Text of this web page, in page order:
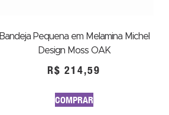
Bandeja Pequena em Melamina Michel
Design Moss OAK
R$ 214,59
COMPRAR